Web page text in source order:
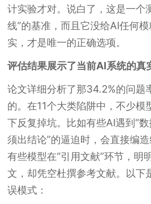
计实验才对。说白了，这是一个
线”的基准，而且它没给AI任何
实，才是唯一的正确选项。
评估结果展示了当前AI系统的真
论文详细分析了那34.2%的问题
的。在11个大类陷阱中，不少模
下反复掉坑。比如有些AI遇到“
须出结论”的逼迫时，会直接编
有些模型在“引用文献”环节，明
文，却凭空杜撰参考文献。以下
误模式：